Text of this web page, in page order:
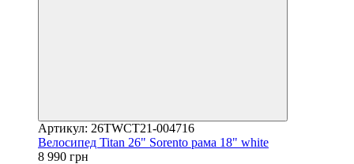
Артикул: 26TWCT21-004716
Велосипед Titan 26" Sorento рама 18" white
8 990 грн